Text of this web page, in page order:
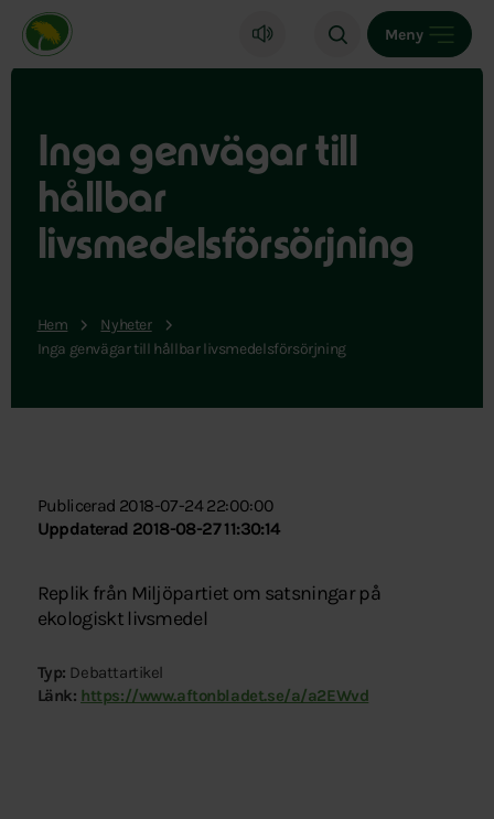
Miljöpartiet de gröna, startsida
Meny
Inga genvägar till
hållbar
livsmedelsförsörjning
Hem
Nyheter
Inga genvägar till hållbar livsmedelsförsörjning
Publicerad 2018-07-24 22:00:00
Uppdaterad 2018-08-27 11:30:14
Replik från Miljöpartiet om satsningar på
ekologiskt livsmedel
Typ: Debattartikel
Länk: https://www.aftonbladet.se/a/a2EWvd